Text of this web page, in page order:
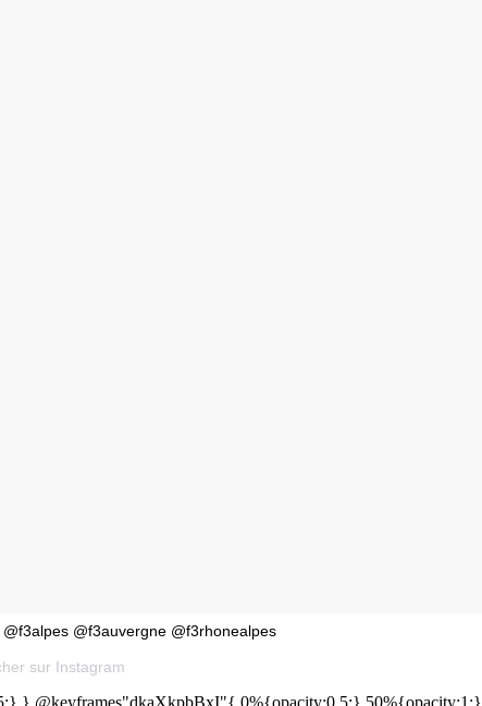
@f3auvergne @f3rhonealpes
sur Instagram